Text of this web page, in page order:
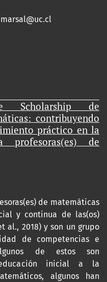
Scholarship de
contribuyendo
práctico en la
de
de matemáticas
y continua de las(os)
al., 2018) y son un grupo
de competencias e
de estos son
inicial a la
algunos han